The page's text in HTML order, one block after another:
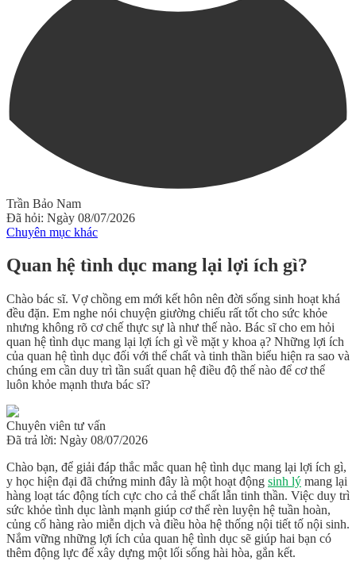
Trần Bảo Nam
Đã hỏi: Ngày 08/07/2026
Chuyên mục khác
Quan hệ tình dục mang lại lợi ích gì?
Chào bác sĩ. Vợ chồng em mới kết hôn nên đời sống sinh hoạt khá
đều đặn. Em nghe nói chuyện giường chiếu rất tốt cho sức khỏe
nhưng không rõ cơ chế thực sự là như thế nào. Bác sĩ cho em hỏi
quan hệ tình dục mang lại lợi ích gì về mặt y khoa ạ? Những lợi ích
của quan hệ tình dục đối với thể chất và tinh thần biểu hiện ra sao và
chúng em cần duy trì tần suất quan hệ điều độ thế nào để cơ thể
luôn khỏe mạnh thưa bác sĩ?
Chuyên viên tư vấn
Đã trả lời: Ngày 08/07/2026
Chào bạn, để giải đáp thắc mắc quan hệ tình dục mang lại lợi ích gì,
y học hiện đại đã chứng minh đây là một hoạt động sinh lý mang lại
hàng loạt tác động tích cực cho cả thể chất lẫn tinh thần. Việc duy trì
sức khỏe tình dục lành mạnh giúp cơ thể rèn luyện hệ tuần hoàn,
củng cố hàng rào miễn dịch và điều hòa hệ thống nội tiết tố nội sinh.
Nắm vững những lợi ích của quan hệ tình dục sẽ giúp hai bạn có
thêm động lực để xây dựng một lối sống hài hòa, gắn kết.